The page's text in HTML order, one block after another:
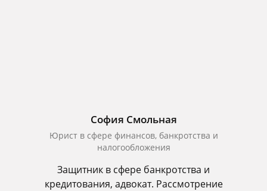
София Смольная
Юрист в сфере финансов, банкротства и
налогообложения
Защитник в сфере банкротства и
кредитования, адвокат. Рассмотрение